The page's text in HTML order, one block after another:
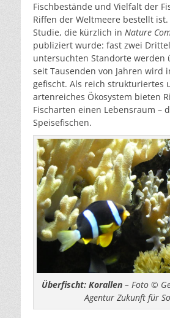
Fischbestände und Vielfalt der
Riffen der Weltmeere bestellt
Studie, die kürzlich in Nature
publiziert wurde: fast zwei
untersuchten Standorte werden
seit Tausenden von Jahren wird
gefischt. Als reich strukturiertes
artenreiches Ökosystem bieten
Fischarten einen Lebensraum –
Speisefischen.
Überfischt: Korallen– Foto ©
Agentur Zukunft für